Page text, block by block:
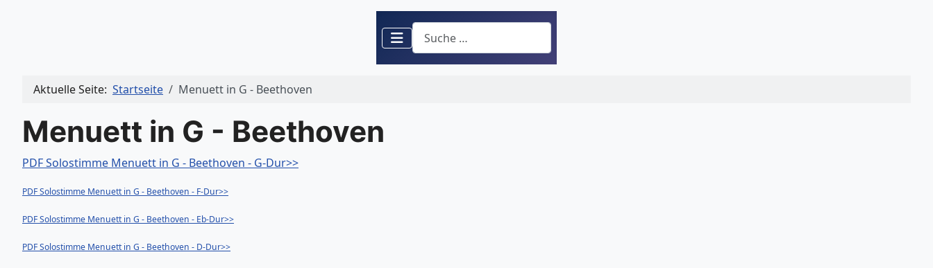
Suchen
Aktuelle Seite: Startseite Menuett in G - Beethoven
Menuett in G - Beethoven
PDF Solostimme Menuett in G - Beethoven - G-Dur>>
PDF Solostimme Menuett in G - Beethoven - F-Dur>>
PDF Solostimme Menuett in G - Beethoven - Eb-Dur>>
PDF Solostimme Menuett in G - Beethoven - D-Dur>>